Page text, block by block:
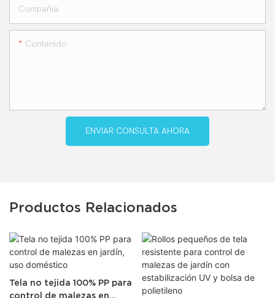
Compañía
Contenido
ENVIAR CONSULTA AHORA
Productos Relacionados
Tela no tejida 100% PP para
control de malezas en